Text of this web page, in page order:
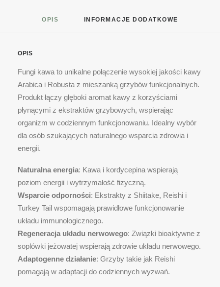
OPIS INFORMACJE DODATKOWE
OPIS
Fungi kawa to unikalne połączenie wysokiej jakości kawy
Arabica i Robusta z mieszanką grzybów funkcjonalnych.
Produkt łączy głęboki aromat kawy z korzyściami
płynącymi z ekstraktów grzybowych, wspierając
organizm w codziennym funkcjonowaniu. Idealny wybór
dla osób szukających naturalnego wsparcia zdrowia i
energii.
Naturalna energia: Kawa i kordycepina wspierają
poziom energii i wytrzymałość fizyczną.
Wsparcie odporności: Ekstrakty z Shiitake, Reishi i
Turkey Tail wspomagają prawidłowe funkcjonowanie
układu immunologicznego.
Regeneracja układu nerwowego: Związki bioaktywne z
soplówki jeżowatej wspierają zdrowie układu nerwowego.
Adaptogenne działanie: Grzyby takie jak Reishi
pomagają w adaptacji do codziennych wyzwań.